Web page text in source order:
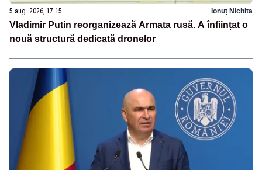
5 aug. 2026, 17:15 Ionuț Nichita
Vladimir Putin reorganizează Armata rusă. A înființat o
nouă structură dedicată dronelor